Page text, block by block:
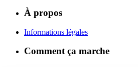
À propos
Informations légales
Comment ça marche